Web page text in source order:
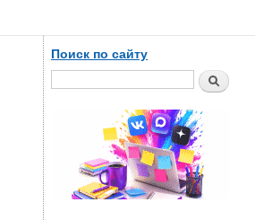
Поиск по сайту
Поиск